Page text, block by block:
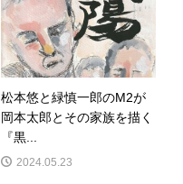
松本悠と緑慎一郎のM2が
岡本太郎とその家族を描く
『黒...
2024.05.23